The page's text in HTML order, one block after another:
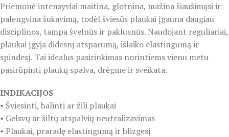
Priemonė intensyviai maitina, glotnina, mažina šiaušimąsi ir
palengvina šukavimą, todėl šviesūs plaukai įgauna daugiau
disciplinos, tampa švelnūs ir paklusnūs. Naudojant reguliariai,
plaukai įgyja didesnį atsparumą, išlaiko elastingumą ir
spindesį. Tai idealus pasirinkimas norintiems vienu metu
pasirūpinti plaukų spalva, drėgme ir sveikata.
INDIKACIJOS
• Šviesinti, balinti ar žili plaukai
• Gelsvų ar šiltų atspalvių neutralizavimas
• Plaukai, praradę elastingumą ir blizgesį